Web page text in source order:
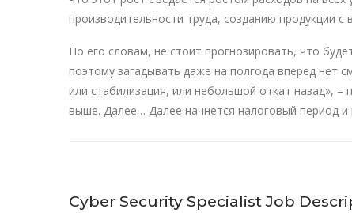
производительности труда, созданию продукции
По его словам, не стоит прогнозировать, что
поэтому загадывать даже на полгода вперед нет
или стабилизация, или небольшой откат назад»,
выше. Далее… Далее начнется налоговый период
Cyber Security Specialist Job